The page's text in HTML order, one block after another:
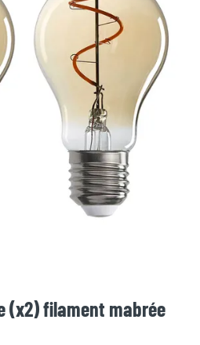
(x2) filament mabrée